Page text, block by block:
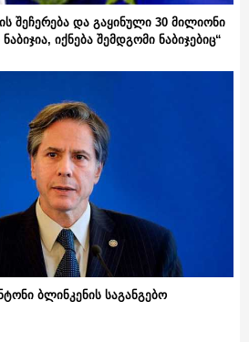
შეჩერება და გაყინული 30 მილიონი
იქნება შემდგომი ნაბიჯებიც“
ბლინკენის საგანგებო